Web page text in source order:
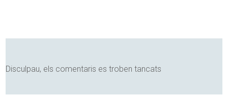
Disculpau, els comentaris es troben tancats